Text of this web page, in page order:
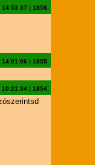
14:53:37 | 1856.
14:01:06 | 1855.
10:21:34| 1854.